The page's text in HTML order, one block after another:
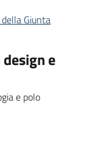
Giunta
e
e polo